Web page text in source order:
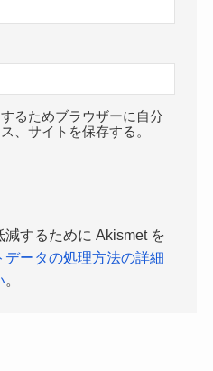
るためブラウザーに自分
、サイトを保存する。
するために Akismet を
データの処理方法の詳細
。